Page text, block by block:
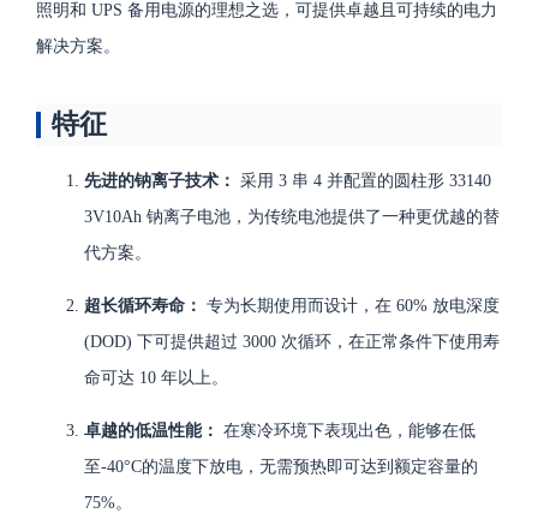
照明和 UPS 备用电源的理想之选，可提供卓越且可持续的电力
解决方案。
特征
先进的钠离子技术： 采用 3 串 4 并配置的圆柱形 33140
3V10Ah 钠离子电池，为传统电池提供了一种更优越的替
代方案。
超长循环寿命： 专为长期使用而设计，在 60% 放电深度
(DOD) 下可提供超过 3000 次循环，在正常条件下使用寿
命可达 10 年以上。
卓越的低温性能： 在寒冷环境下表现出色，能够在低
至-40°C的温度下放电，无需预热即可达到额定容量的
75%。